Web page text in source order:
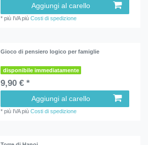
Aggiungi al carello
*più IVApiùCosti di spedizione
Gioco di pensiero logico per famiglie
disponibile immediatamente
9,90 € *
Aggiungi al carello
*più IVApiùCosti di spedizione